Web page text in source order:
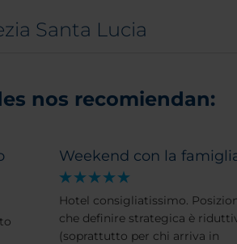
Santa Lucia
nos recomiendan:
Weekend con la
Hotel consigliatissimo.
che definire strategica è
(soprattutto per chi arriva in